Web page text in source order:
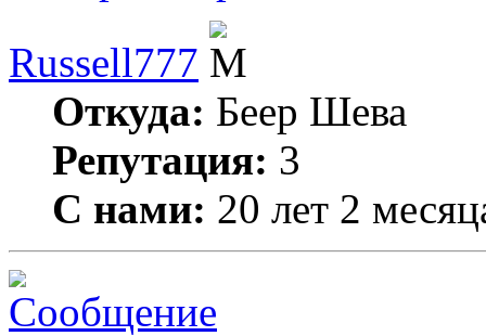
Russell777
Откуда: Беер Шева
Репутация: 3
С нами: 20 лет 2